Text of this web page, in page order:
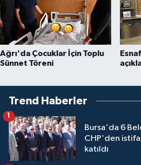
Ağrı'da Çocuklar İçin Toplu
Sünnet Töreni
Trend Haberler
Bursa'da 6
CHP'den
katıldı
1